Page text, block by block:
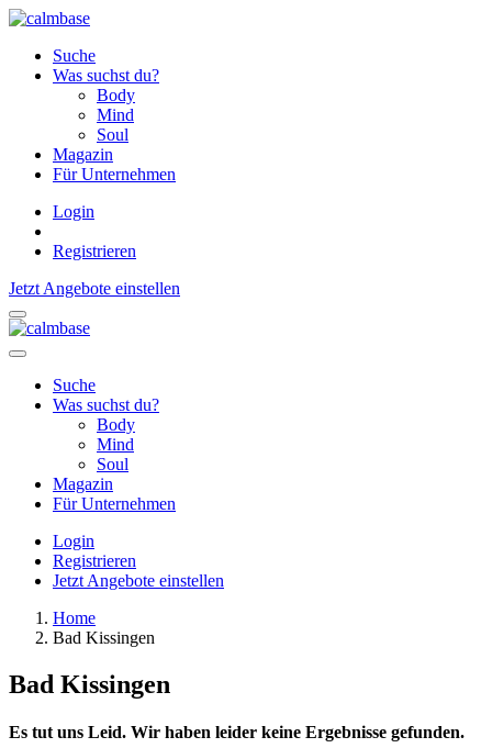
Suche
Was suchst du?
Body
Mind
Soul
Magazin
Für Unternehmen
Login
Registrieren
Jetzt Angebote einstellen
Suche
Was suchst du?
Body
Mind
Soul
Magazin
Für Unternehmen
Login
Registrieren
Jetzt Angebote einstellen
Home
Bad Kissingen
Bad Kissingen
Es tut uns Leid. Wir haben leider keine Ergebnisse gefunden.